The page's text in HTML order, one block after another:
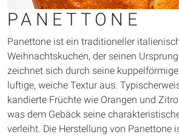
PANETTONE
Panettone ist ein traditioneller
Weihnachtskuchen, der seinen
zeichnet sich durch seine
luftige, weiche Textur aus.
kandierte Früchte wie Orangen und
was dem Gebäck seine
verleiht. Die Herstellung von Panettone